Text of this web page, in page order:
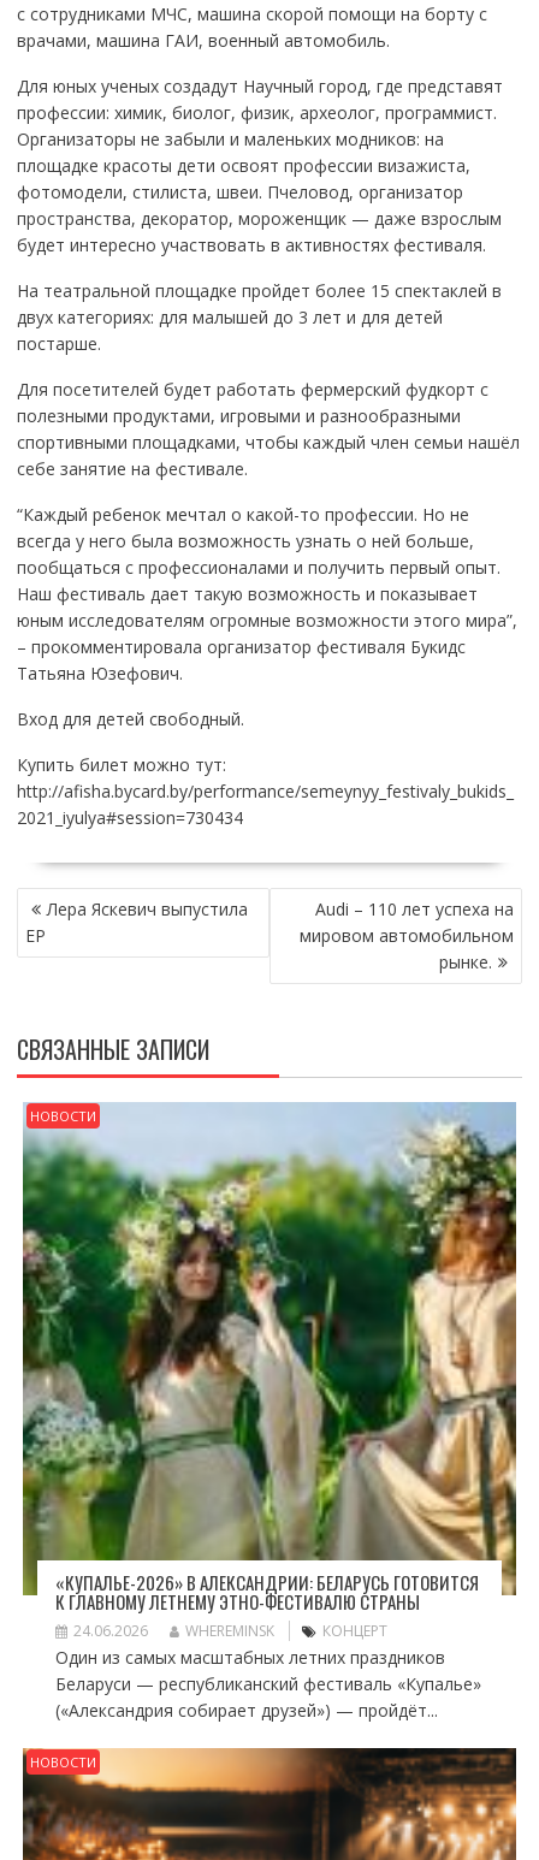
с сотрудниками МЧС, машина скорой помощи на борту с
врачами, машина ГАИ, военный автомобиль.
Для юных ученых создадут Научный город, где представят
профессии: химик, биолог, физик, археолог, программист.
Организаторы не забыли и маленьких модников: на
площадке красоты дети освоят профессии визажиста,
фотомодели, стилиста, швеи. Пчеловод, организатор
пространства, декоратор, мороженщик — даже взрослым
будет интересно участвовать в активностях фестиваля.
На театральной площадке пройдет более 15 спектаклей в
двух категориях: для малышей до 3 лет и для детей
постарше.
Для посетителей будет работать фермерский фудкорт с
полезными продуктами, игровыми и разнообразными
спортивными площадками, чтобы каждый член семьи нашёл
себе занятие на фестивале.
“Каждый ребенок мечтал о какой-то профессии. Но не
всегда у него была возможность узнать о ней больше,
пообщаться с профессионалами и получить первый опыт.
Наш фестиваль дает такую возможность и показывает
юным исследователям огромные возможности этого мира”,
– прокомментировала организатор фестиваля Букидс
Татьяна Юзефович.
Вход для детей свободный.
Купить билет можно тут:
http://afisha.bycard.by/performance/semeynyy_festivaly_bukids_
2021_iyulya#session=730434
НАВИГАЦИЯ
ПО
ЗАПИСЯМ
Лера Яскевич выпустила
EP
Audi – 110 лет успеха на
мировом автомобильном
рынке.
СВЯЗАННЫЕ ЗАПИСИ
НОВОСТИ
«КУПАЛЬЕ-2026» В АЛЕКСАНДРИИ: БЕЛАРУСЬ ГОТОВИТСЯ
К ГЛАВНОМУ ЛЕТНЕМУ ЭТНО-ФЕСТИВАЛЮ СТРАНЫ
24.06.2026 WHEREMINSK КОНЦЕРТ
Один из самых масштабных летних праздников
Беларуси — республиканский фестиваль «Купалье»
(«Александрия собирает друзей») — пройдёт...
НОВОСТИ